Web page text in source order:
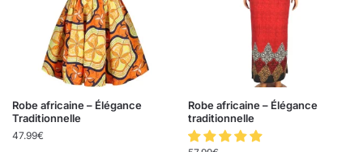
Robe africaine – Élégance
Traditionnelle
47.99€
Robe africaine – Élégance
traditionnelle